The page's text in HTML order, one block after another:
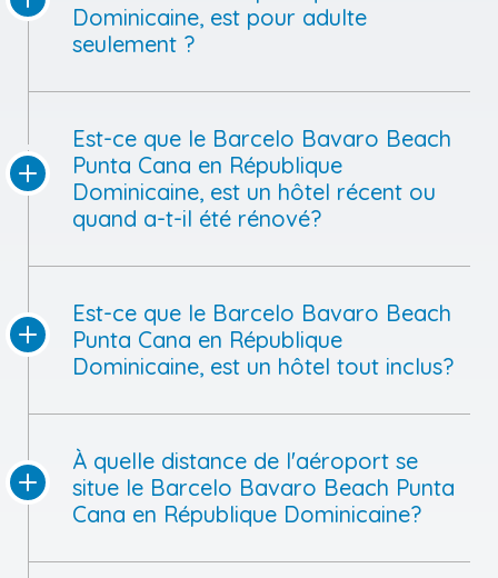
Dominicaine, est pour adulte
seulement ?
Est-ce que le Barcelo Bavaro Beach
Punta Cana en République
Dominicaine, est un hôtel récent ou
quand a-t-il été rénové?
Est-ce que le Barcelo Bavaro Beach
Punta Cana en République
Dominicaine, est un hôtel tout inclus?
À quelle distance de l'aéroport se
situe le Barcelo Bavaro Beach Punta
Cana en République Dominicaine?